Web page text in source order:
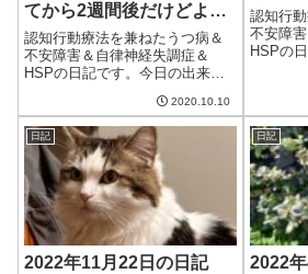
てから2週間後だけどよく
わからない
認知行動療法を兼ねたうつ病＆
不安障害＆自律神経失調症＆
HSPの日記です。今日の出来事
雨なのだが、その台風はどうや
ら大きく南にそれるらしい。よ
かったといえばよかったのだけ
ど、その代わり台風が過ぎても
あまり晴れないの...
2020.10.10
認知行
不安障
HSPの
る。こ
でも続
やまな
ありが
日記
2022年11月22日の日記
日記
2022